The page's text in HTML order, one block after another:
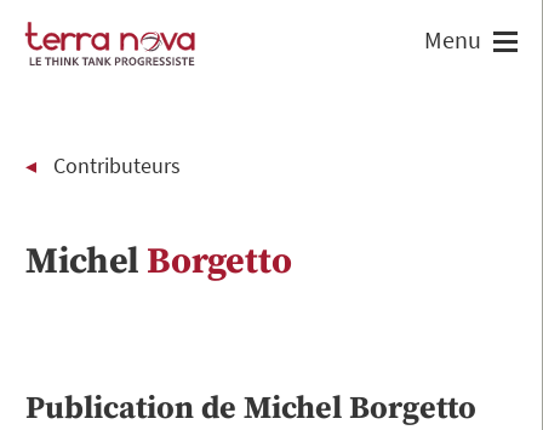
Contributeurs
Michel Borgetto
Publication de MichelBorgetto